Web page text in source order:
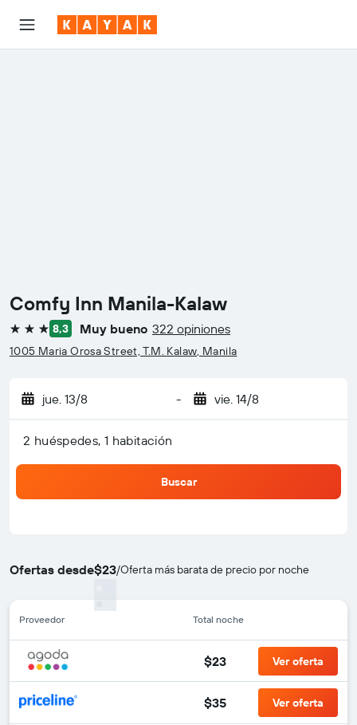
Comfy Inn Manila-Kalaw
3 estrellas
8,3 Muy bueno 322 opiniones
1005 Maria Orosa Street, T.M. Kalaw, Manila
jue. 13/8 - vie. 14/8
2 huéspedes, 1 habitación
Buscar
Ofertas desde$23/Oferta más barata de precio por noche
Proveedor Total noche
$23 Ver oferta
$35 Ver oferta